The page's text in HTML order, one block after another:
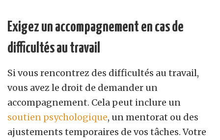
Exigez un accompagnement en cas de
difficultés au travail
Si vous rencontrez des difficultés au travail,
vous avez le droit de demander un
accompagnement. Cela peut inclure un
soutien psychologique, un mentorat ou des
ajustements temporaires de vos tâches. Votre